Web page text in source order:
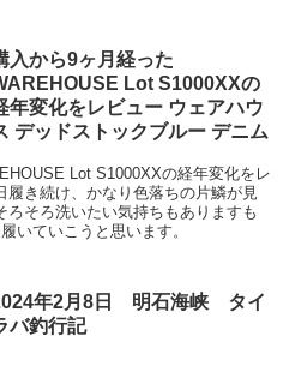
入から9ヶ月経った
Lot S1000XXの
年変化をレビュー ウェアハウ
デッドストックブルー デニム
Lot S1000XXの経年変化をレ
履き続け、かなり色落ちの片鱗が見
ろそろ洗いたい気持ちもありますも
いていこうと思います。
年2月8日 明石海峡 タイ
バ釣行記